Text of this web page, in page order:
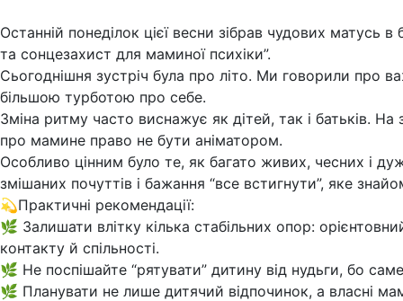
Останній понеділок цієї весни зібрав чудових матусь в
та сонцезахист для маминої психіки”.
Сьогоднішня зустріч була про літо. Ми говорили про
більшою турботою про себе.
Зміна ритму часто виснажує як дітей, так і батьків.
про мамине право не бути аніматором.
Особливо цінним було те, як багато живих, чесних і
змішаних почуттів і бажання “все встигнути”, яке
💫Практичні рекомендації:
🌿 Залишати влітку кілька стабільних опор:
контакту й спільності.
🌿 Не поспішайте “рятувати” дитину від нудьги, бо
🌿 Планувати не лише дитячий відпочинок, а власні